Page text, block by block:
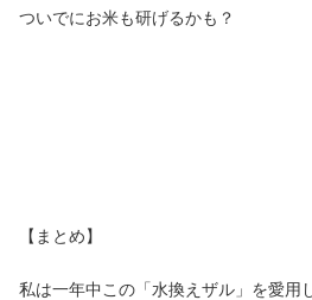
ついでにお米も研げるかも？
【まとめ】
私は一年中この「水換えザル」を愛用